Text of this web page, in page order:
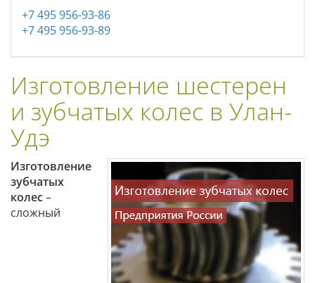
+7 495 956-93-86
+7 495 956-93-89
Изготовление шестерен
и зубчатых колес в Улан-
Удэ
Изготовление
зубчатых
колес–
сложный